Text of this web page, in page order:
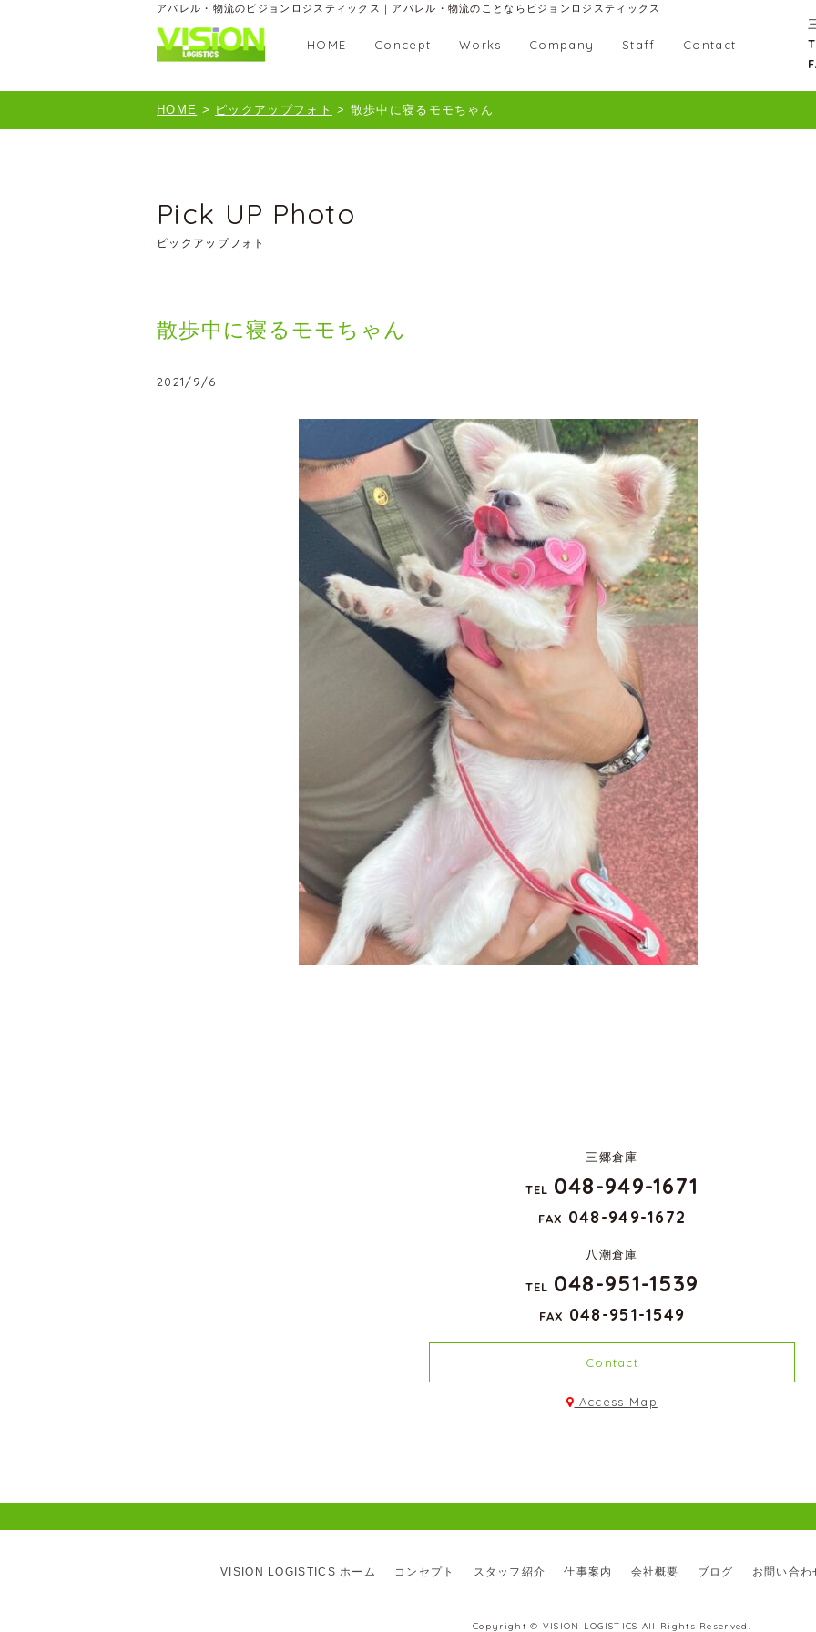
アパレル・物流のビジョンロジスティックス｜アパレル・物流のことならビジョンロジスティックス
HOME Concept Works Company Staff Contact
HOME > ピックアップフォト > 散歩中に寝るモモちゃん
Pick UP Photo
ピックアップフォト
散歩中に寝るモモちゃん
2021/9/6
三郷倉庫
TEL 048-949-1671
FAX 048-949-1672
八潮倉庫
TEL 048-951-1539
FAX 048-951-1549
Contact
Access Map
VISION LOGISTICS ホーム コンセプト スタッフ紹介 仕事案内 会社概要 ブログ お問い合わ
Copyright © VISION LOGISTICS All Rights Reserved.